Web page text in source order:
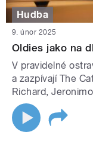
Hudba
9. únor 2025
Oldies jako na
V pravidelné
a zazpívají The
Richard,